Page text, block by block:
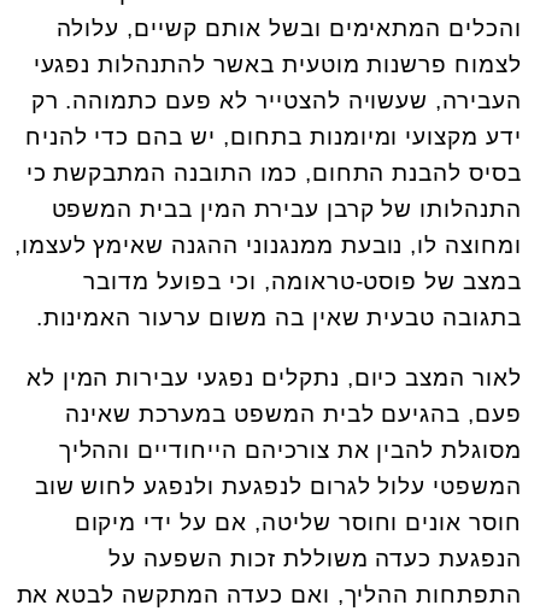
והכלים המתאימים ובשל אותם קשיים, עלולה
לצמוח פרשנות מוטעית באשר להתנהלות נפגעי
העבירה, שעשויה להצטייר לא פעם כתמוהה. רק
ידע מקצועי ומיומנות בתחום, יש בהם כדי להניח
בסיס להבנת התחום, כמו התובנה המתבקשת כי
התנהלותו של קרבן עבירת המין בבית המשפט
ומחוצה לו, נובעת ממנגנוני ההגנה שאימץ לעצמו,
במצב של פוסט-טראומה, וכי בפועל מדובר
בתגובה טבעית שאין בה משום ערעור האמינות.
לאור המצב כיום, נתקלים נפגעי עבירות המין לא
פעם, בהגיעם לבית המשפט במערכת שאינה
מסוגלת להבין את צורכיהם הייחודיים וההליך
המשפטי עלול לגרום לנפגעת ולנפגע לחוש שוב
חוסר אונים וחוסר שליטה, אם על ידי מיקום
הנפגעת כעדה משוללת זכות השפעה על
התפתחות ההליך, ואם כעדה המתקשה לבטא את